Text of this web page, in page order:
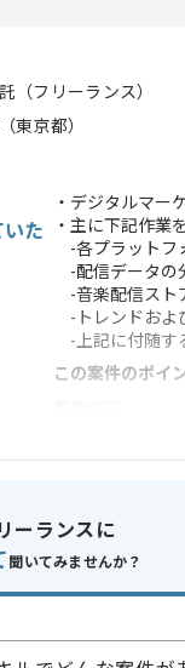
（フリーランス）
東京都）
た
・デジタルマー
・主に下記作業
-各プラットフ
-配信データの
-音楽配信スト
-トレンドおよ
-上記に付随す
この案件のポイ
求めるスキル
・いずれかの業
-音楽レーベル
・上記の業界に
・主要SNSおよ
・アナリティク
ーランスに
聞いてみませんか？